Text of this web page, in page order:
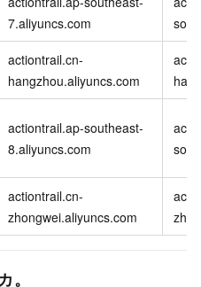
7.aliyuncs.com
actiontrail.cn-
hangzhou.aliyuncs.com
actiontrail.ap-southeast-
8.aliyuncs.com
actiontrail.cn-
zhongwei.aliyuncs.com
。